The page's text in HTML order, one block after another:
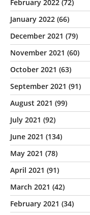
February 2022 (72)
January 2022 (66)
December 2021 (79)
November 2021 (60)
October 2021 (63)
September 2021 (91)
August 2021 (99)
July 2021 (92)
June 2021 (134)
May 2021 (78)
April 2021 (91)
March 2021 (42)
February 2021 (34)